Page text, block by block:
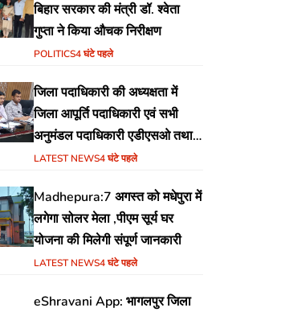
बिहार सरकार की मंत्री डॉ. श्वेता
गुप्ता ने किया औचक निरीक्षण
POLITICS4 घंटे पहले
जिला पदाधिकारी की अध्यक्षता में
जिला आपूर्ति पदाधिकारी एवं सभी
अनुमंडल पदाधिकारी एडीएसओ तथा
एमोओ के साथ समीक्षा बैठक का
LATEST NEWS4 घंटे पहले
Madhepura:7 अगस्त को मधेपुरा में
लगेगा सोलर मेला ,पीएम सूर्य घर
योजना की मिलेगी संपूर्ण जानकारी
LATEST NEWS4 घंटे पहले
eShravani App: भागलपुर जिला